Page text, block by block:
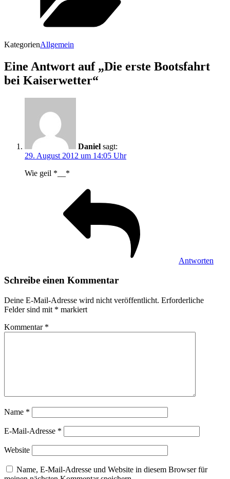
KategorienAllgemein
Eine Antwort auf „Die erste Bootsfahrt
bei Kaiserwetter“
Daniel sagt:
29. August 2012 um 14:05 Uhr
Wie geil *__*
Antworten
Schreibe einen Kommentar
Deine E-Mail-Adresse wird nicht veröffentlicht. Erforderliche
Felder sind mit * markiert
Kommentar *
Name *
E-Mail-Adresse *
Website
Name, E-Mail-Adresse und Website in diesem Browser für